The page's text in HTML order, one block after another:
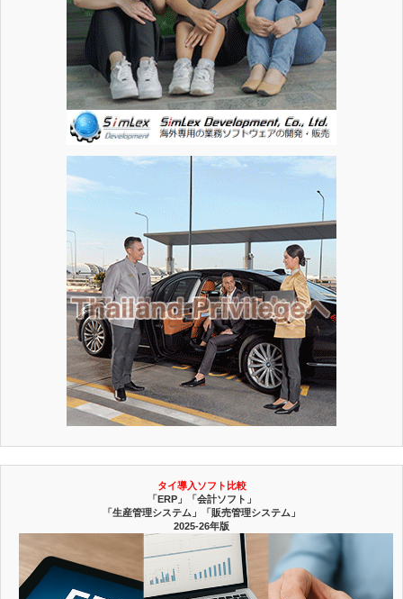
タイ導入ソフト比較
「ERP」「会計ソフト」
「生産管理システム」「販売管理システム」
2025-26年版